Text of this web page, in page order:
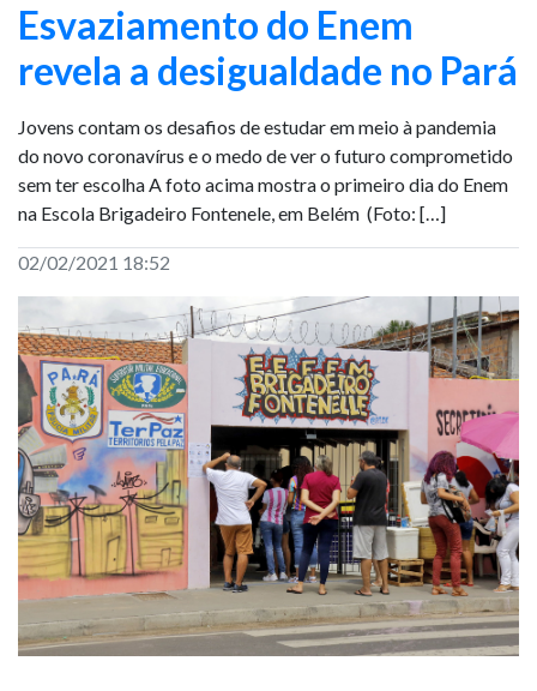
Esvaziamento do Enem
revela a desigualdade no Pará
Jovens contam os desafios de estudar em meio à pandemia
do novo coronavírus e o medo de ver o futuro comprometido
sem ter escolha A foto acima mostra o primeiro dia do Enem
na Escola Brigadeiro Fontenele, em Belém (Foto: […]
02/02/2021 18:52